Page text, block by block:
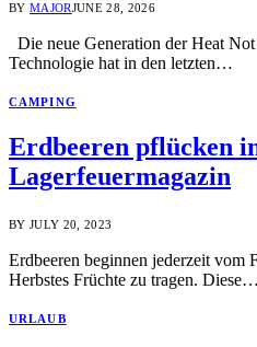
BY MAJORJUNE 28, 2026
Die neue Generation der Heat
Technologie hat in den letzten…
CAMPING
Erdbeeren pflücken
Lagerfeuermagazin
BY JULY 20, 2023
Erdbeeren beginnen jederzeit vom
Herbstes Früchte zu tragen. Diese…
URLAUB